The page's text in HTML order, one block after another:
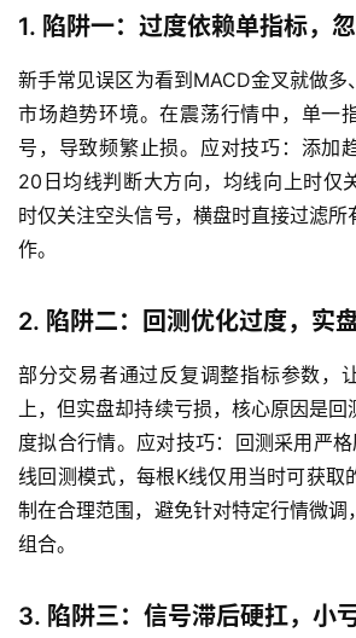
1. 陷阱一：过度依赖单指标，
新手常见误区为看到MACD金叉就做多
市场趋势环境。在震荡行情中，单一
号，导致频繁止损。应对技巧：添加
20日均线判断大方向，均线向上时仅
时仅关注空头信号，横盘时直接过滤
作。
2. 陷阱二：回测优化过度，实
部分交易者通过反复调整指标参数，
上，但实盘却持续亏损，核心原因是
度拟合行情。应对技巧：回测采用严
线回测模式，每根K线仅用当时可获取
制在合理范围，避免针对特定行情微调
组合。
3. 陷阱三：信号滞后硬扛，小